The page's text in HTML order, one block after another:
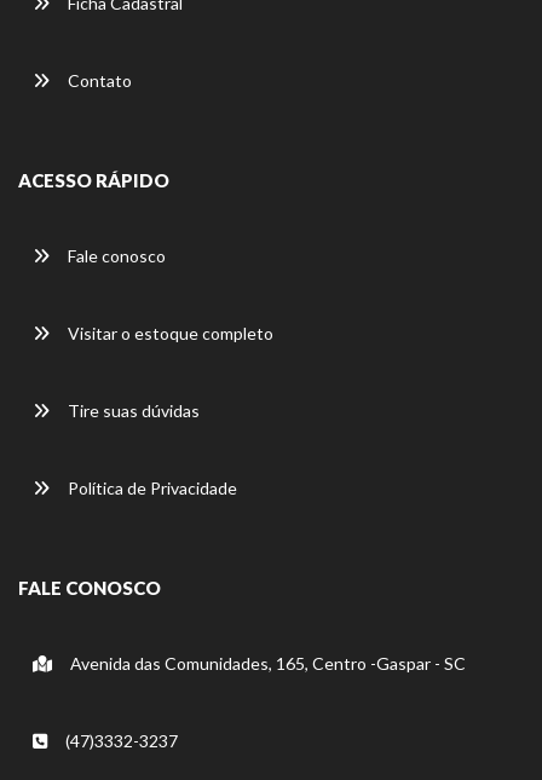
Contato
ACESSO RÁPIDO
Fale conosco
Visitar o estoque completo
Tire suas dúvidas
Política de Privacidade
FALE CONOSCO
Avenida das Comunidades, 165, Centro -Gaspar - SC
(47)3332-3237